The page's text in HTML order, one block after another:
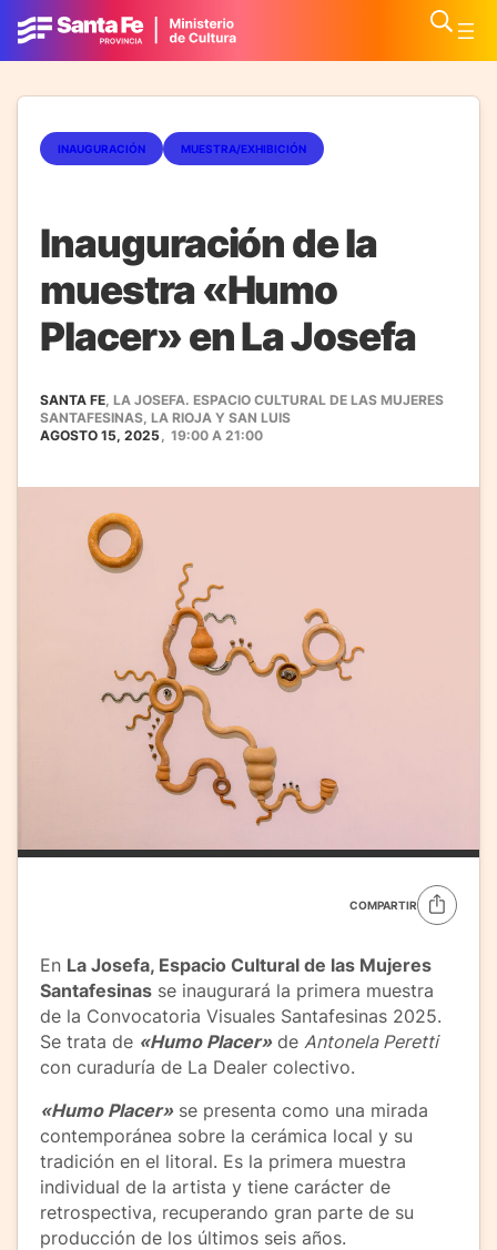
INAUGURACIÓN MUESTRA/EXHIBICIÓN
Inauguración de la
muestra «Humo
Placer» en La Josefa
SANTA FE, LA JOSEFA. ESPACIO CULTURAL DE LAS MUJERES
SANTAFESINAS, LA RIOJA Y SAN LUIS
AGOSTO 15, 2025, 19:00 A 21:00
COMPARTIR
En La Josefa, Espacio Cultural de las Mujeres
Santafesinas se inaugurará la primera muestra
de la Convocatoria Visuales Santafesinas 2025.
Se trata de «Humo Placer»de Antonela Peretti
con curaduría de La Dealer colectivo.
«Humo Placer»se presenta como una mirada
contemporánea sobre la cerámica local y su
tradición en el litoral. Es la primera muestra
individual de la artista y tiene carácter de
retrospectiva, recuperando gran parte de su
producción de los últimos seis años.